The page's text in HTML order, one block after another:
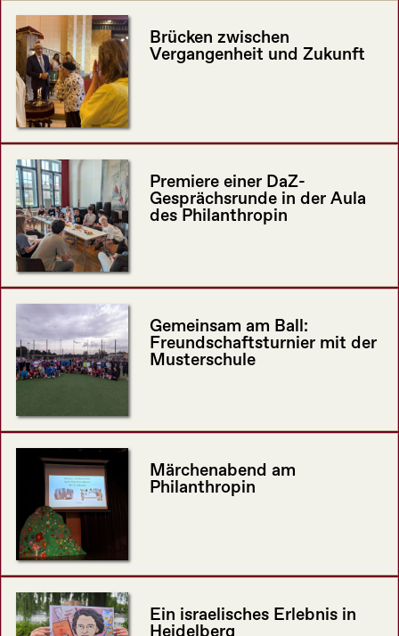
Brücken zwischen
Vergangenheit und Zukunft
Premiere einer DaZ-
Gesprächsrunde in der Aula
des Philanthropin
Gemeinsam am Ball:
Freundschaftsturnier mit der
Musterschule
Märchenabend am
Philanthropin
Ein israelisches Erlebnis in